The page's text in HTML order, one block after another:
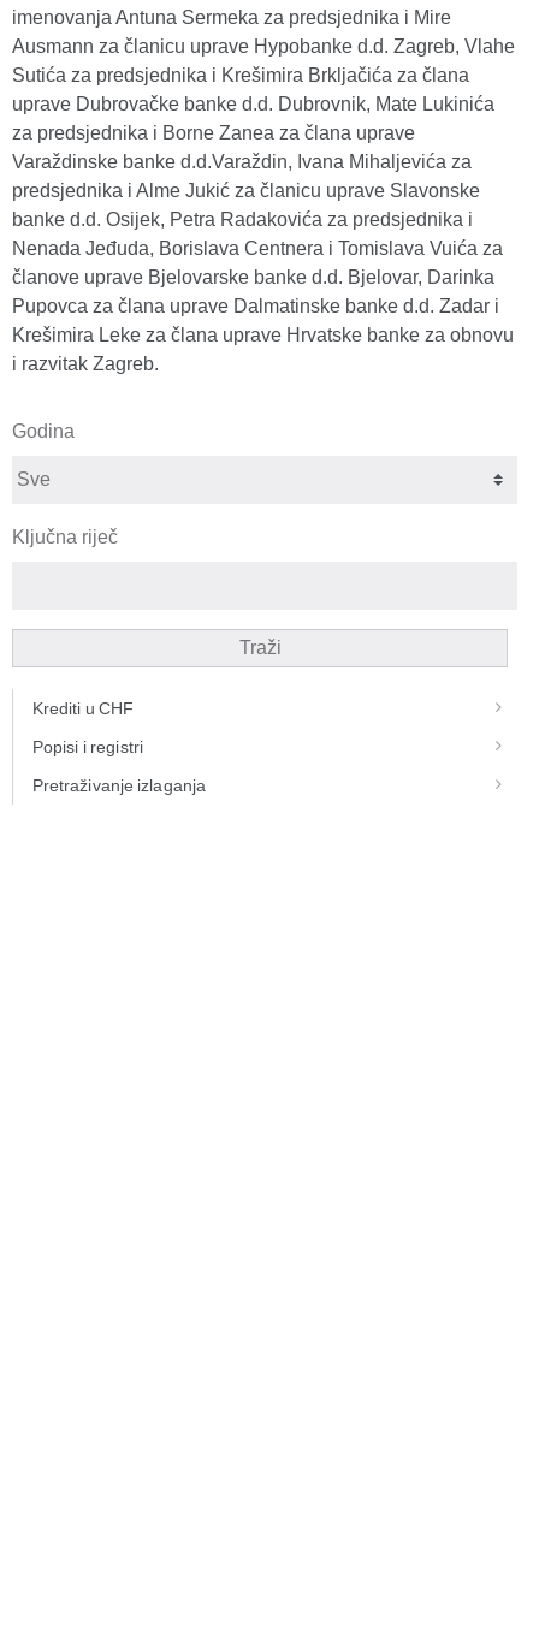
imenovanja Antuna Sermeka za predsjednika i Mire
Ausmann za članicu uprave Hypobanke d.d. Zagreb, Vlahe
Sutića za predsjednika i Krešimira Brkljačića za člana
uprave Dubrovačke banke d.d. Dubrovnik, Mate Lukinića
za predsjednika i Borne Zanea za člana uprave
Varaždinske banke d.d.Varaždin, Ivana Mihaljevića za
predsjednika i Alme Jukić za članicu uprave Slavonske
banke d.d. Osijek, Petra Radakovića za predsjednika i
Nenada Jeđuda, Borislava Centnera i Tomislava Vuića za
članove uprave Bjelovarske banke d.d. Bjelovar, Darinka
Pupovca za člana uprave Dalmatinske banke d.d. Zadar i
Krešimira Leke za člana uprave Hrvatske banke za obnovu
i razvitak Zagreb.
Godina
Ključna riječ
Traži
Krediti u CHF
Popisi i registri
Pretraživanje izlaganja